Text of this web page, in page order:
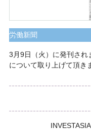
労働新聞
3月9日（火）に発刊され
について取り上げて頂き